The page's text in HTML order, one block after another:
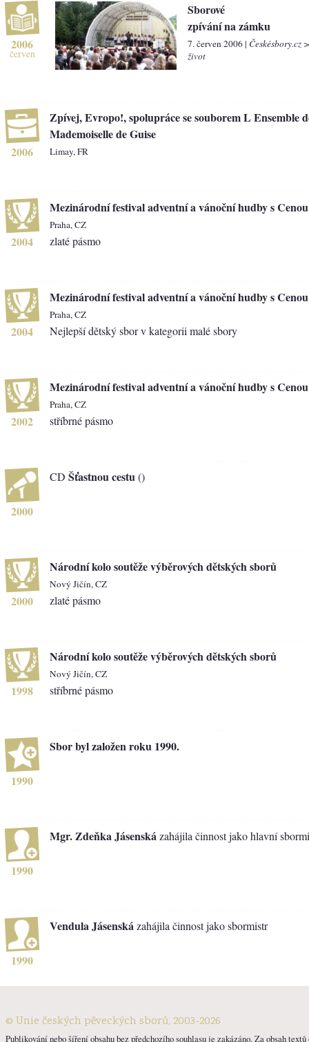
2006
červen
Sborové
zpívání na zámku
7. červen 2006 | Českésbory.cz
život
2006
Zpívej, Evropo!, spolupráce se souborem L Ensemble
Mademoiselle de Guise
Limay, FR
2004
Mezinárodní festival adventní a vánoční hudby s
Praha, CZ
zlaté pásmo
2004
Mezinárodní festival adventní a vánoční hudby s
Praha, CZ
Nejlepší dětský sbor v kategorii malé sbory
2002
Mezinárodní festival adventní a vánoční hudby s
Praha, CZ
stříbrné pásmo
2000
CD Šťastnou cestu ()
2000
Národní kolo soutěže výběrových dětských sborů
Nový Jičín, CZ
zlaté pásmo
1998
Národní kolo soutěže výběrových dětských sborů
Nový Jičín, CZ
stříbrné pásmo
1990
Sbor byl založen roku 1990.
1990
Mgr. Zdeňka Jásenská zahájila činnost jako hlavní
1990
Vendula Jásenská zahájila činnost jako sbormistr
© Unie českých pěveckých sborů, 2003-2026
Publikování nebo šíření obsahu bez předchozího souhlasu je zakázáno. Za obsah